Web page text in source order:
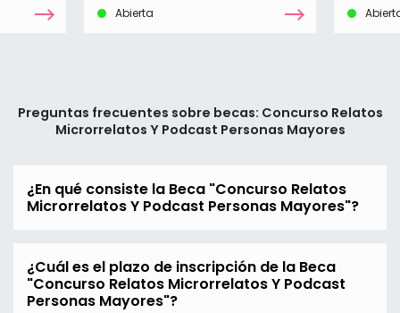
Abierta
Preguntas frecuentes sobre becas: Concurso Relatos
Microrrelatos Y Podcast Personas Mayores
¿En qué consiste la Beca "Concurso Relatos
Microrrelatos Y Podcast Personas Mayores"?
¿Cuál es el plazo de inscripción de la Beca
"Concurso Relatos Microrrelatos Y Podcast
Personas Mayores"?